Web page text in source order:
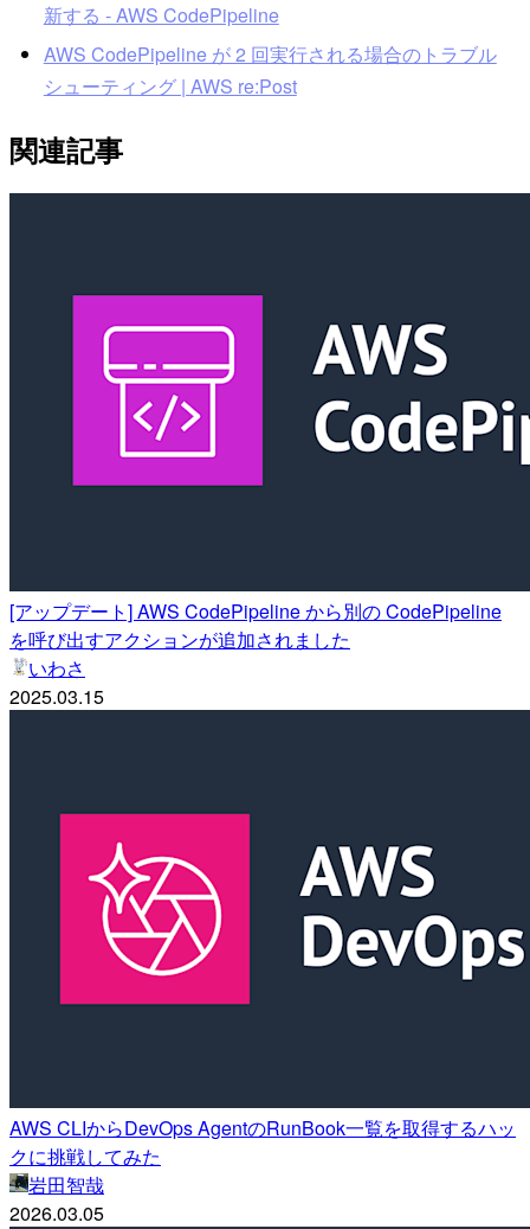
新する - AWS CodePipeline
AWS CodePipeline が 2 回実行される場合のトラブル
シューティング | AWS re:Post
関連記事
[アップデート] AWS CodePipeline から別の CodePipeline
を呼び出すアクションが追加されました
いわさ
2025.03.15
AWS CLIからDevOps AgentのRunBook一覧を取得するハッ
クに挑戦してみた
岩田智哉
2026.03.05